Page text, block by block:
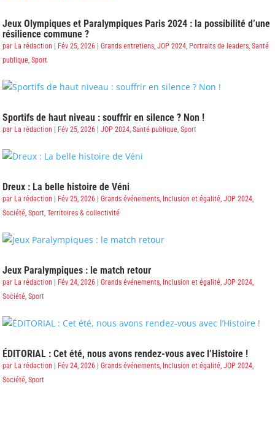
Jeux Olympiques et Paralympiques Paris 2024 : la possibilité d’une
résilience commune ?
par La rédaction Fév 25, 2026 |Grands entretiens,JOP 2024, Portraits de leaders,Santé
publique,Sport
Sportifs de haut niveau : souffrir en silence ? Non !
par La rédaction Fév 25, 2026 |JOP 2024,Santé publique,Sport
Dreux : La belle histoire de Véni
par La rédaction Fév 25, 2026 |Grands événements, Inclusion et égalité,JOP 2024,
Société,Sport,Territoires & collectivité
Jeux Paralympiques : le match retour
par La rédaction Fév 24, 2026 |Grands événements, Inclusion et égalité,JOP 2024,
Société,Sport
ÉDITORIAL : Cet été, nous avons rendez-vous avec l’Histoire !
par La rédaction Fév 24, 2026 |Grands événements, Inclusion et égalité,JOP 2024,
Société,Sport